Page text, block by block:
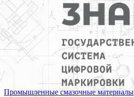
Промышленные смазочные материалы